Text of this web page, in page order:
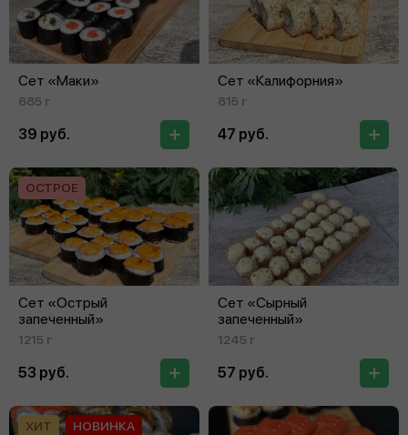
Сет «Маки»
685 г
39 руб.
Сет «Калифорния»
815 г
47 руб.
Сет «Острый
запеченный»
ОСТРОЕ
1215 г
53 руб.
Сет «Сырный
запеченный»
1245 г
57 руб.
ХИТ НОВИНКА